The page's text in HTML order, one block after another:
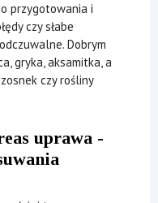
przygotowania i
czy słabe
Dobrym
gryka, aksamitka, a
czy rośliny
uprawa -